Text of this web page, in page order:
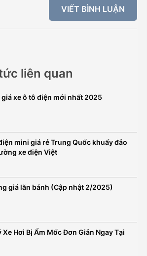
VIẾT BÌNH LUẬN
liên quan
giá xe ô tô điện mới nhất 2025
mini giá rẻ Trung Quốc khuấy đảo
xe điện Việt
giá lăn bánh (Cập nhật 2/2025)
Xe Hơi Bị Ẩm Mốc Đơn Giản Ngay Tại